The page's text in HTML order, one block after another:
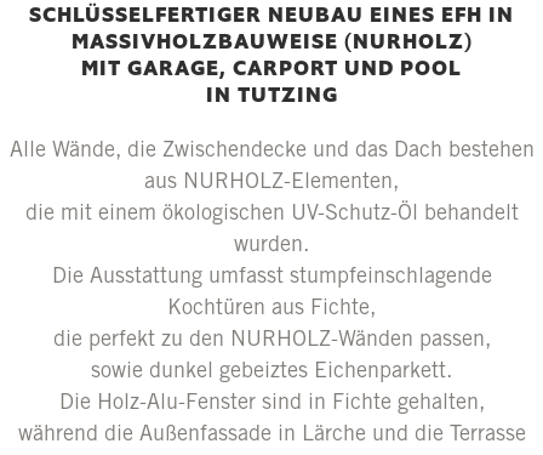
SCHLÜSSELFERTIGER NEUBAU EINES EFH IN
MASSIVHOLZBAUWEISE (NURHOLZ)
MIT GARAGE, CARPORT UND POOL
IN TUTZING
Alle Wände, die Zwischendecke und das Dach bestehen
aus NURHOLZ-Elementen,
die mit einem ökologischen UV-Schutz-Öl behandelt
wurden.
Die Ausstattung umfasst stumpfeinschlagende
Kochtüren aus Fichte,
die perfekt zu den NURHOLZ-Wänden passen,
sowie dunkel gebeiztes Eichenparkett.
Die Holz-Alu-Fenster sind in Fichte gehalten,
während die Außenfassade in Lärche und die Terrasse